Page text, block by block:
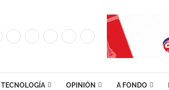
TECNOLOGÍA OPINIÓN A FONDO